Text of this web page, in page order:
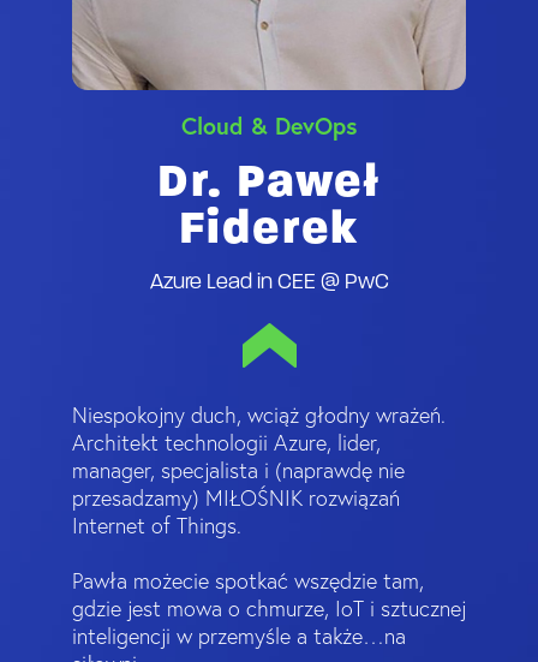
Cloud & DevOps
Dr. Paweł
Fiderek
Azure Lead in CEE @ PwC
Niespokojny duch, wciąż głodny wrażeń.
Architekt technologii Azure, lider,
manager, specjalista i (naprawdę nie
przesadzamy) MIŁOŚNIK rozwiązań
Internet of Things.
Pawła możecie spotkać wszędzie tam,
gdzie jest mowa o chmurze, IoT i sztucznej
inteligencji w przemyśle a także…na